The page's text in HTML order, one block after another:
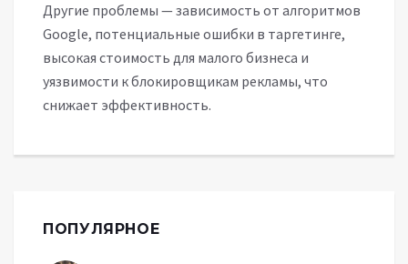
Другие проблемы — зависимость от алгоритмов
Google, потенциальные ошибки в таргетинге,
высокая стоимость для малого бизнеса и
уязвимости к блокировщикам рекламы, что
снижает эффективность.
ПОПУЛЯРНОЕ